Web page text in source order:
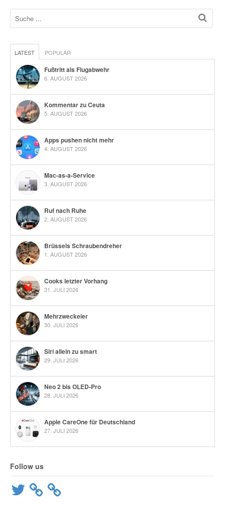
LATEST POPULAR
Fußtritt als Flugabwehr
6. AUGUST 2026
Kommentar zu Ceuta
5. AUGUST 2026
Apps pushen nicht mehr
4. AUGUST 2026
Mac-as-a-Service
3. AUGUST 2026
Ruf nach Ruhe
2. AUGUST 2026
Brüssels Schraubendreher
1. AUGUST 2026
Cooks letzter Vorhang
31. JULI 2026
Mehrzweckeier
30. JULI 2026
Siri allein zu smart
29. JULI 2026
Neo 2 bis OLED-Pro
28. JULI 2026
Apple CareOne für Deutschland
27. JULI 2026
Follow us
Twitter